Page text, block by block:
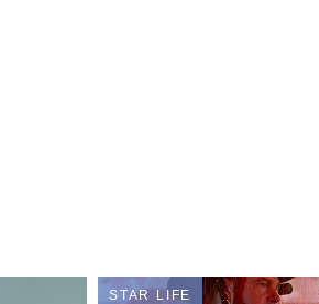
STAR LIFE